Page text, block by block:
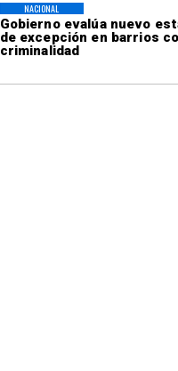
Gobierno evalúa nuevo
de excepción en barrios
criminalidad
NACIONAL